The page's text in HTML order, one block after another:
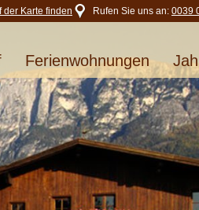
der Karte finden Rufen Sie uns an: 0039
Ferienwohnungen